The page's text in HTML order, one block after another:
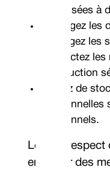
autorisées à
Protégez les
protégez les
respectez
destruction
Évitez de
personnels.
Le non-respect
entraîner des